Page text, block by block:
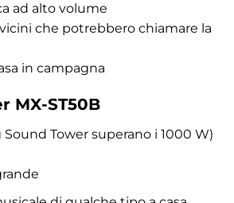
ad alto volume
che potrebbero chiamare la
in campagna
MX-ST50B
Tower superano i 1000 W)